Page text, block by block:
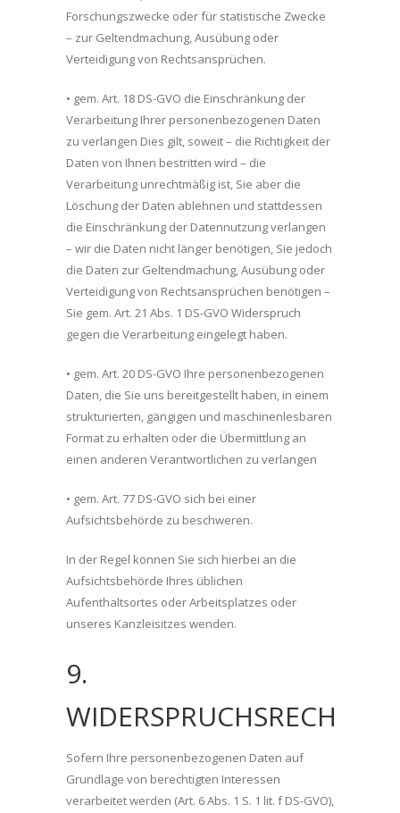
Forschungszwecke oder für statistische Zwecke
– zur Geltendmachung, Ausübung oder
Verteidigung von Rechtsansprüchen.
• gem. Art. 18 DS-GVO die Einschränkung der
Verarbeitung Ihrer personenbezogenen Daten
zu verlangen Dies gilt, soweit – die Richtigkeit der
Daten von Ihnen bestritten wird – die
Verarbeitung unrechtmäßig ist, Sie aber die
Löschung der Daten ablehnen und stattdessen
die Einschränkung der Datennutzung verlangen
– wir die Daten nicht länger benötigen, Sie jedoch
die Daten zur Geltendmachung, Ausübung oder
Verteidigung von Rechtsansprüchen benötigen –
Sie gem. Art. 21 Abs. 1 DS-GVO Widerspruch
gegen die Verarbeitung eingelegt haben.
• gem. Art. 20 DS-GVO Ihre personenbezogenen
Daten, die Sie uns bereitgestellt haben, in einem
strukturierten, gängigen und maschinenlesbaren
Format zu erhalten oder die Übermittlung an
einen anderen Verantwortlichen zu verlangen
• gem. Art. 77 DS-GVO sich bei einer
Aufsichtsbehörde zu beschweren.
In der Regel können Sie sich hierbei an die
Aufsichtsbehörde Ihres üblichen
Aufenthaltsortes oder Arbeitsplatzes oder
unseres Kanzleisitzes wenden.
9.
WIDERSPRUCHSRECHT
Sofern Ihre personenbezogenen Daten auf
Grundlage von berechtigten Interessen
verarbeitet werden (Art. 6 Abs. 1 S. 1 lit. f DS-GVO),